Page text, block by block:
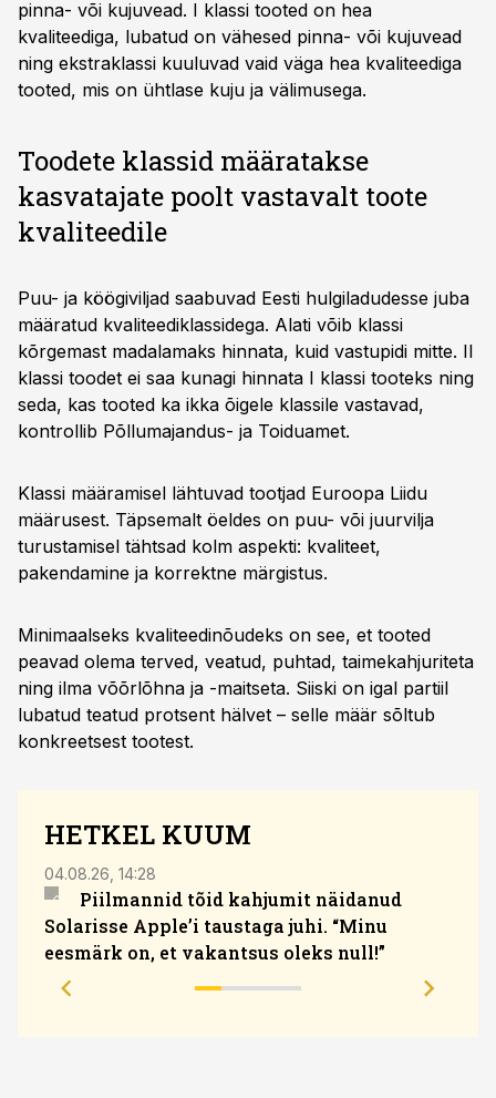
pinna- või kujuvead. I klassi tooted on hea
kvaliteediga, lubatud on vähesed pinna- või kujuvead
ning ekstraklassi kuuluvad vaid väga hea kvaliteediga
tooted, mis on ühtlase kuju ja välimusega.
Toodete klassid määratakse
kasvatajate poolt vastavalt toote
kvaliteedile
Puu- ja köögiviljad saabuvad Eesti hulgiladudesse juba
määratud kvaliteediklassidega. Alati võib klassi
kõrgemast madalamaks hinnata, kuid vastupidi mitte. II
klassi toodet ei saa kunagi hinnata I klassi tooteks ning
seda, kas tooted ka ikka õigele klassile vastavad,
kontrollib Põllumajandus- ja Toiduamet.
Klassi määramisel lähtuvad tootjad Euroopa Liidu
määrusest. Täpsemalt öeldes on puu- või juurvilja
turustamisel tähtsad kolm aspekti: kvaliteet,
pakendamine ja korrektne märgistus.
Minimaalseks kvaliteedinõudeks on see, et tooted
peavad olema terved, veatud, puhtad, taimekahjuriteta
ning ilma võõrlõhna ja -maitseta. Siiski on igal partiil
lubatud teatud protsent hälvet – selle määr sõltub
konkreetsest tootest.
HETKEL KUUM
04.08.26, 14:28
Piilmannid tõid kahjumit näidanud
Solarisse Apple’i taustaga juhi. “Minu
eesmärk on, et vakantsus oleks null!”